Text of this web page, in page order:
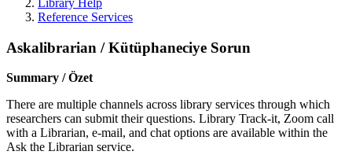
Library Help
Reference Services
Askalibrarian / Kütüphaneciye Sorun
Summary / Özet
There are multiple channels across library services through which
researchers can submit their questions. Library Track-it, Zoom call
with a Librarian, e-mail, and chat options are available within the
Ask the Librarian service.